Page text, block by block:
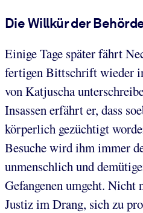
Die Willkür der
Einige Tage später fährt
fertigen Bittschrift wieder
von Katjuscha
Insassen erfährt er, dass
körperlich gezüchtigt
Besuche wird ihm immer
unmenschlich und
Gefangenen umgeht. Nicht
Justiz im Drang, sich zu